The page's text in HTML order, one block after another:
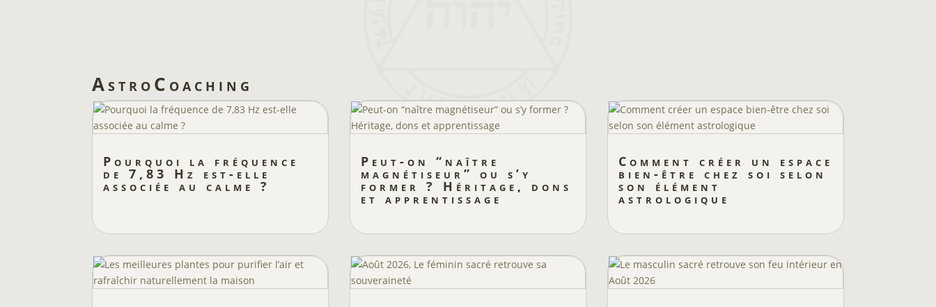
AstroCoaching
Pourquoi la fréquence
de 7,83 Hz est-elle
associée au calme ?
Peut-on “naître
magnétiseur” ou s’y
former ? Héritage, dons
et apprentissage
Comment créer un espace
bien-être chez soi selon
son élément
astrologique